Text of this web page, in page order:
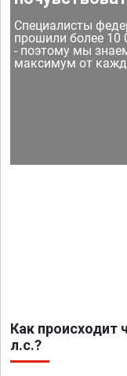
Специалисты
прошили более 10
- поэтому мы
максимум от
Как происходит
л.с.?